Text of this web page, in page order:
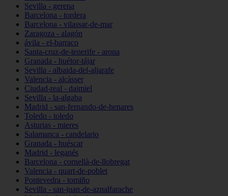
Sevilla - gerena
Barcelona - tordera
Barcelona - vilassar-de-mar
Zaragoza - alagón
ávila - el-barraco
Santa-cruz-de-tenerife - arona
Granada - huétor-tájar
Sevilla - albaida-del-aljarafe
Valencia - alcàsser
Ciudad-real - daimiel
Sevilla - la-algaba
Madrid - san-fernando-de-henares
Toledo - toledo
Asturias - mieres
Salamanca - candelario
Granada - huéscar
Madrid - leganés
Barcelona - cornellà-de-llobregat
Valencia - quart-de-poblet
Pontevedra - tomiño
Sevilla - san-juan-de-aznalfarache